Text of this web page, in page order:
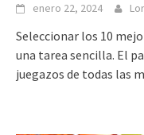
enero 22, 2024
Seleccionar los 10
una tarea sencilla. El
juegazos de todas las